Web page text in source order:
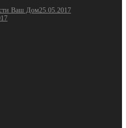
Ваш Дом25.05.2017